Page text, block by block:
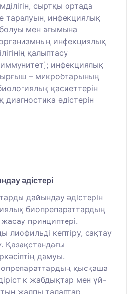
сыртқы ортада
таралуын, инфекциялық
мен ағымына
инфекциялық
қалыптасу
инфекциялық
– микробтарының
қасиеттерін
диагностика әдістерін
әдістері
дайындау әдістерін
биопрепараттардың
принциптері.
лиофильді кептіру, сақтау
Қазақстандағы
дамуы.
қысқаша
жабдықтар мен үй-
жалпы талаптар.